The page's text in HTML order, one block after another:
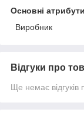
Основні атрибути
Виробник
Відгуки про
Ще немає відгуків